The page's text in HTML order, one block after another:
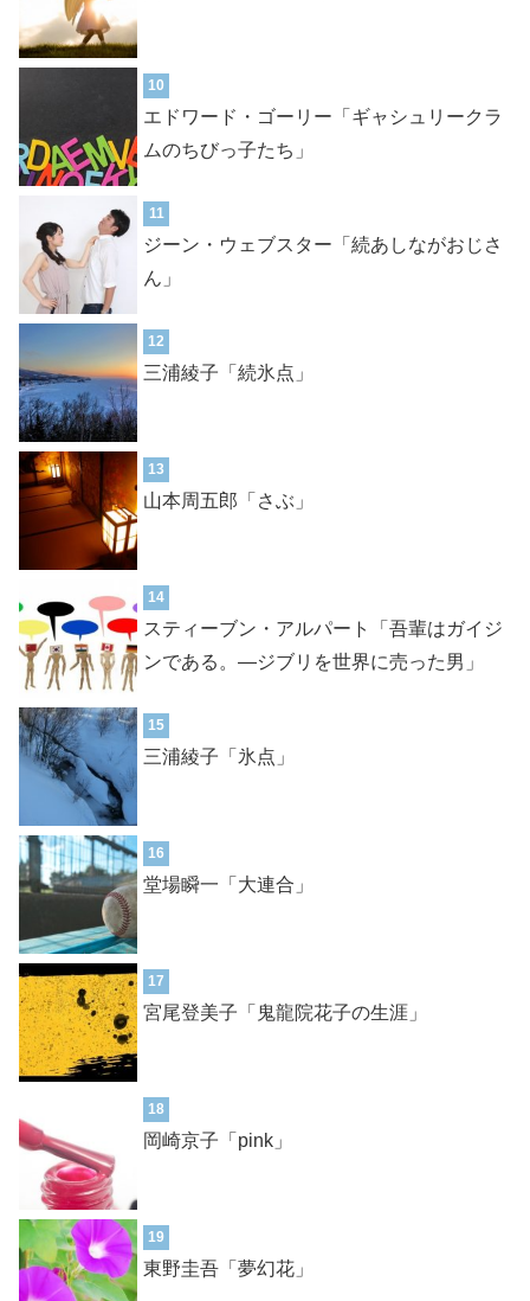
10
エドワード・ゴーリー「ギャシュリークラ
ムのちびっ子たち」
11
ジーン・ウェブスター「続あしながおじさ
ん」
12
三浦綾子「続氷点」
13
山本周五郎「さぶ」
14
スティーブン・アルパート「吾輩はガイジ
ンである。―ジブリを世界に売った男」
15
三浦綾子「氷点」
16
堂場瞬一「大連合」
17
宮尾登美子「鬼龍院花子の生涯」
18
岡崎京子「pink」
19
東野圭吾「夢幻花」